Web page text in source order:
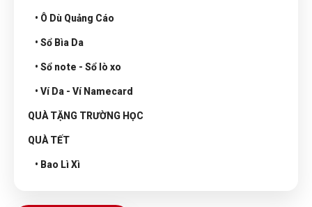
• Ô Dù Quảng Cáo
• Sổ Bìa Da
• Sổ note - Sổ lò xo
• Ví Da - Ví Namecard
QUÀ TẶNG TRƯỜNG HỌC
QUÀ TẾT
• Bao Lì Xì